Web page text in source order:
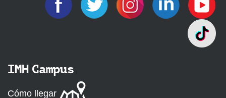
IMH Campus
Cómo llegar